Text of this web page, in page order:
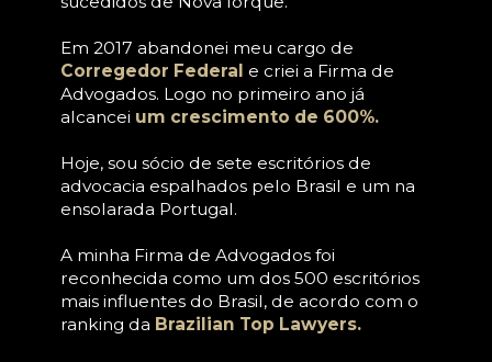
Corregedor Federal e criei a Firma de
Advogados. Logo no primeiro ano já
alcancei um crescimento de 600%.
Hoje, sou sócio de sete escritórios de
advocacia espalhados pelo Brasil e um na
ensolarada Portugal.
A minha Firma de Advogados foi
reconhecida como um dos 500 escritórios
mais influentes do Brasil, de acordo com o
ranking da Brazilian Top Lawyers.